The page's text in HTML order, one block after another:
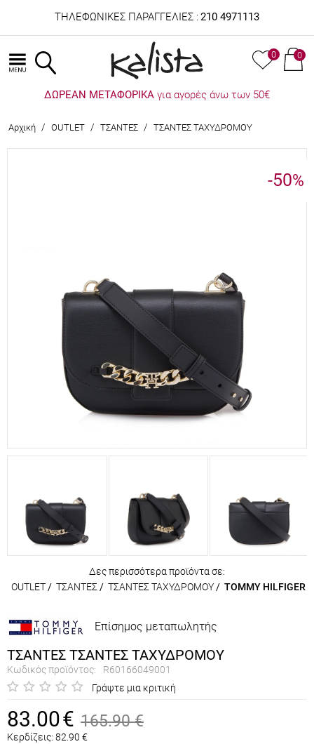
ΤΗΛΕΦΩΝΙΚΕΣ ΠΑΡΑΓΓΕΛΙΕΣ : 210 4971113
0 0
ΔΩΡΕΑΝ ΜΕΤΑΦΟΡΙΚΑ για αγορές άνω των 50€
Αρχική / OUTLET / ΤΣΑΝΤΕΣ / ΤΣΑΝΤΕΣ ΤΑΧΥΔΡΟΜΟΥ
-50%
Δες περισσότερα προϊόντα σε:
OUTLET/ ΤΣΑΝΤΕΣ / ΤΣΑΝΤΕΣ ΤΑΧΥΔΡΟΜΟΥ/ TOMMY HILFIGER
Επίσημος μεταπωλητής
ΤΣΑΝΤΕΣ ΤΣΑΝΤΕΣ ΤΑΧΥΔΡΟΜΟΥ
Κωδικός προϊόντος:
R60166049001
Γράψτε μια κριτική
83.00€ 165.90 €
Κερδίζεις: 82.90 €